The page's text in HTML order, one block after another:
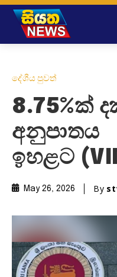
දේශීය පුවත්
8.75%ක්
අනුපාතය
ඉහළට
May 26, 2026 By